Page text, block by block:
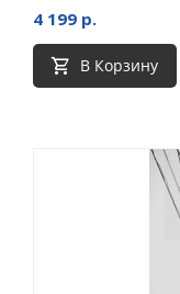
4 199 р.
В Корзину